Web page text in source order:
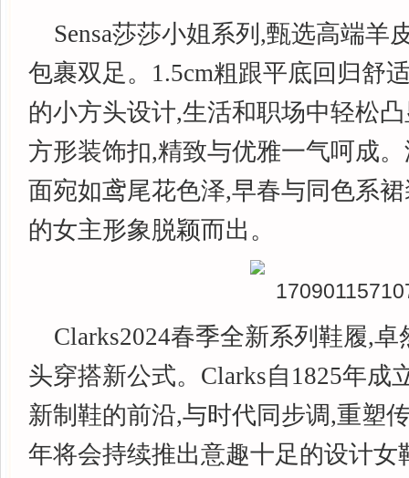
Sensa莎莎小姐系列,甄选高端羊
包裹双足。1.5cm粗跟平底回归舒
的小方头设计,生活和职场中轻松
方形装饰扣,精致与优雅一气呵成
面宛如鸢尾花色泽,早春与同色系
的女主形象脱颖而出。
Clarks2024春季全新系列鞋履,
头穿搭新公式。Clarks自1825年成
新制鞋的前沿,与时代同步调,重塑
年将会持续推出意趣十足的设计女